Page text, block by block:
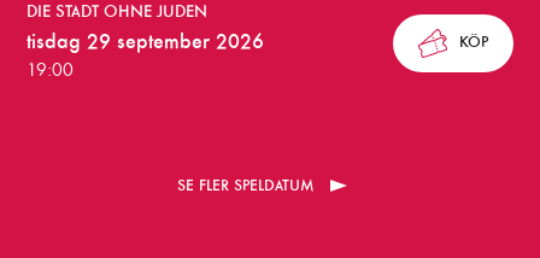
n
g
DIE STADT OHNE JUDEN
tisdag 29 september 2026
19:00
KÖP
SE FLER SPELDATUM